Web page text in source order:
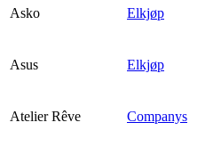
Asko Elkjøp
Asus Elkjøp
Atelier Rêve Companys